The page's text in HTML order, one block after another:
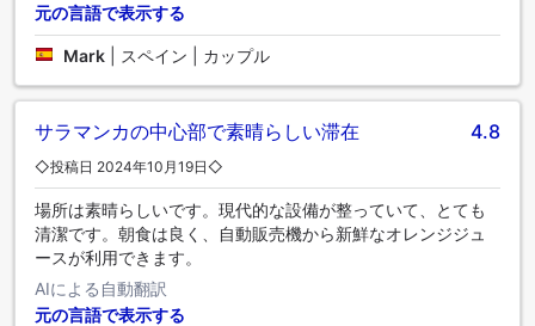
元の言語で表示する
Mark スペイン | カップル
サラマンカの中心部で素晴らしい滞在 4.8
◇投稿日 2024年10月19日◇
場所は素晴らしいです。現代的な設備が整っていて、とても
清潔です。朝食は良く、自動販売機から新鮮なオレンジジュ
ースが利用できます。
AIによる自動翻訳
元の言語で表示する